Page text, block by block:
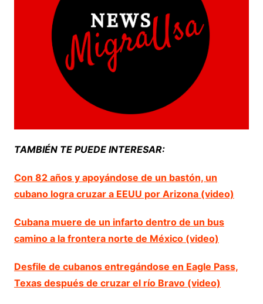
TAMBIÉN TE PUEDE INTERESAR:
Con 82 años y apoyándose de un bastón, un
cubano logra cruzar a EEUU por Arizona (video)
Cubana muere de un infarto dentro de un bus
camino a la frontera norte de México (video)
Desfile de cubanos entregándose en Eagle Pass,
Texas después de cruzar el río Bravo (video)